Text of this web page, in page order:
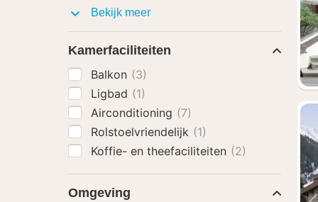
Bekijk meerFaciliteiten
Kamerfaciliteiten
Balkon (3)
Ligbad (1)
Airconditioning (7)
Rolstoelvriendelijk (1)
Koffie- en theefaciliteiten (2)
Omgeving